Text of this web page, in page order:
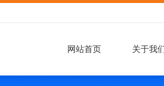
网站首页 关于我